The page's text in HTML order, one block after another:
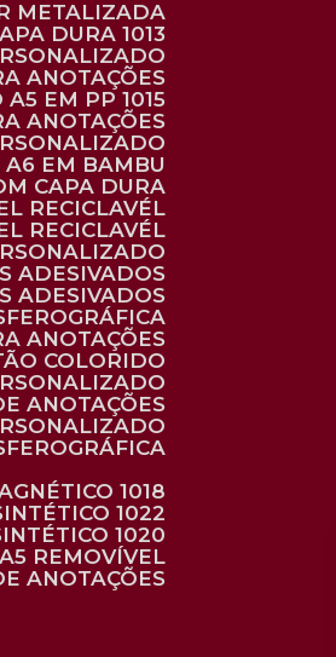
METALIZADA
DURA 1013
ANOTAÇÕES
A5 EM PP 1015
ANOTAÇÕES
A6 EM BAMBU
CAPA DURA
RECICLAVÉL
RECICLAVÉL
ADESIVADOS
ADESIVADOS
ANOTAÇÕES
COLORIDO
ANOTAÇÕES
1018
1022
1020
REMOVÍVEL
ANOTAÇÕES